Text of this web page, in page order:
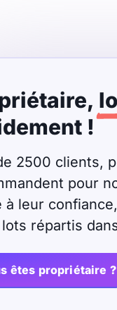
!
2500 clients,
pour
à leur
répartis
êtes propriétaire ?